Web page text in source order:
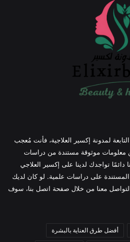
لمدونة إكسير العلاجية، فأنت مُعجب
معلومات موثوقة مستندة من دراسات
تواجدك لدينا على إكسير العلاجي
المستندة على دراسات علمية. لو كان لديك
معنا من خلال صفحة اتصل بنا، سوف
أفضل طرق العناية بالبشرة